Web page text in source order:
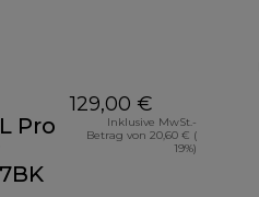
Pro
129,00 €
Inklusive MwSt.-
Betrag von 20,60 € (
19%)